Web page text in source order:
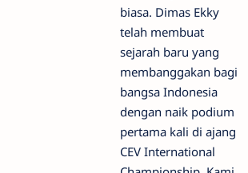
biasa. Dimas Ekky
telah membuat
sejarah baru yang
membanggakan bagi
bangsa Indonesia
dengan naik podium
pertama kali di ajang
CEV International